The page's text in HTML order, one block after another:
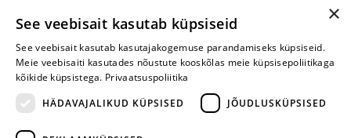
Näita rohkem
‹ 4 ... 11
×
See veebisait kasutab küpsiseid
See veebisait kasutab kasutajakogemuse parandamiseks küpsiseid.
Meie veebisaiti kasutades nõustute kooskõlas meie küpsisepoliitikaga
kõikide küpsistega. Privaatsuspoliitika
HÄDAVAJALIKUD KÜPSISED
JÕUDLUSKÜPSISED